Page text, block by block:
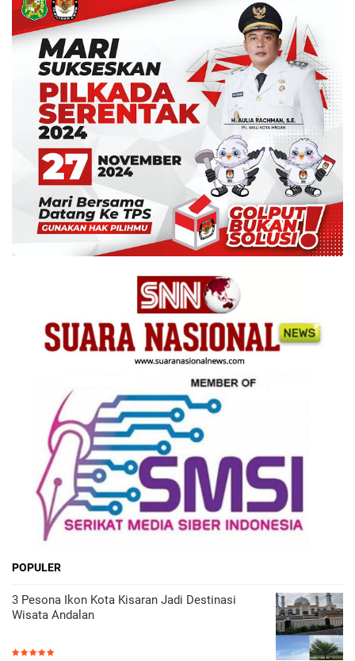
POPULER
3 Pesona Ikon Kota Kisaran Jadi Destinasi
Wisata Andalan